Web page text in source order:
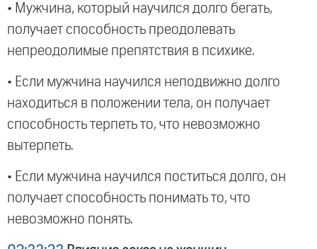
• Мужчина, который научился долго бегать,
получает способность преодолевать
непреодолимые препятствия в психике.
• Если мужчина научился неподвижно долго
находиться в положении тела, он получает
способность терпеть то, что невозможно
вытерпеть.
• Если мужчина научился поститься долго, он
получает способность понимать то, что
невозможно понять.